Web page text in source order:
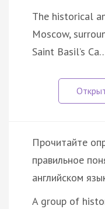
The historical
Moscow,
Saint Basil’s
Прочитайте
правильное
английском
A group of